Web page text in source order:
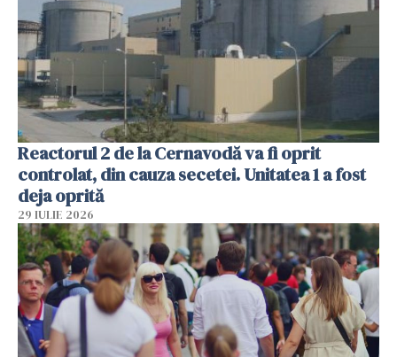
Reactorul 2 de la Cernavodă va fi oprit
controlat, din cauza secetei. Unitatea 1 a fost
deja oprită
29 IULIE 2026